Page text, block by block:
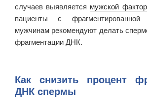
случаев выявляется мужской фактор
пациенты с
мужчинам рекомендуют делать
фрагментации ДНК.
Как снизить процент
ДНК спермы